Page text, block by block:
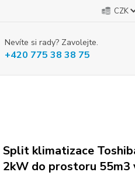
CZK
Nevíte si rady? Zavolejte.
+420 775 38 38 75
Split klimatizace
2kW do prostoru 55m3